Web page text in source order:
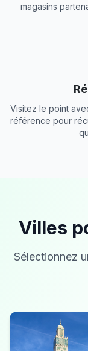
magasins
Visitez le point
référence pour
Villes
Sélectionnez